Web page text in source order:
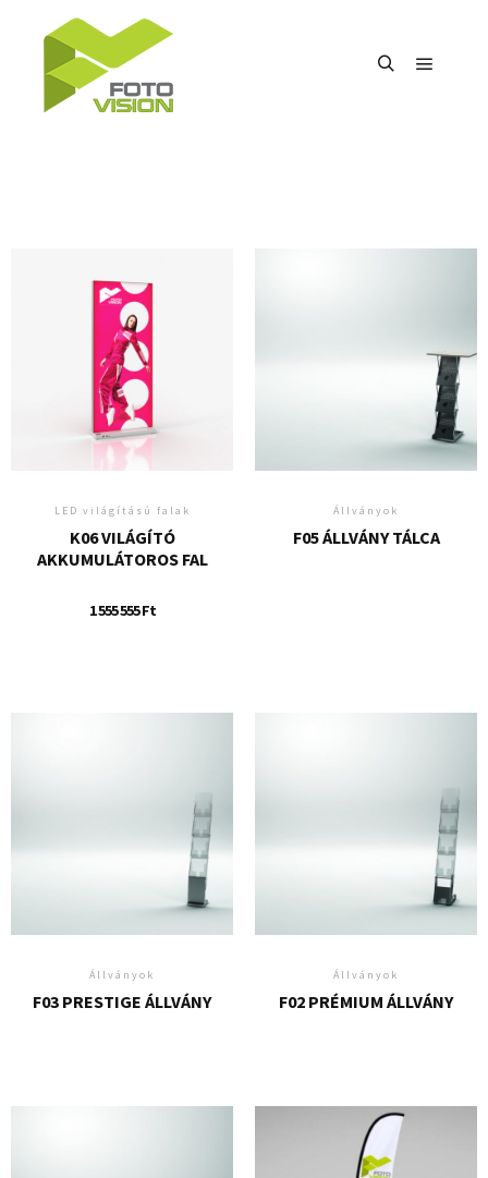
LED világítású falak
K06 VILÁGÍTÓ
AKKUMULÁTOROS FAL
1 555 555Ft
Állványok
F05 ÁLLVÁNY TÁLCA
Állványok
F03 PRESTIGE ÁLLVÁNY
Állványok
F02 PRÉMIUM ÁLLVÁNY